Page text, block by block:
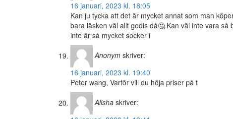
16 januari, 2023 kl. 18:05
Kan ju tycka att det är mycket annat som man
bara läsken väl allt godis då🤔 Kan väl inte vara
inte är så mycket socker i
Anonym skriver:
16 januari, 2023 kl. 19:40
Peter wang, Varför vill du höja priser på t
Alisha skriver: